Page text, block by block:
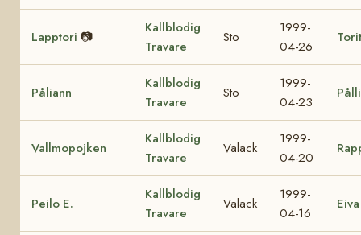
Lapptori 📷
Kallblodig
Travare
Sto
1999-
04-26
Påliann
Kallblodig
Travare
Sto
1999-
04-23
Vallmopojken
Kallblodig
Travare
Valack
1999-
04-20
Peilo E.
Kallblodig
Travare
Valack
1999-
04-16